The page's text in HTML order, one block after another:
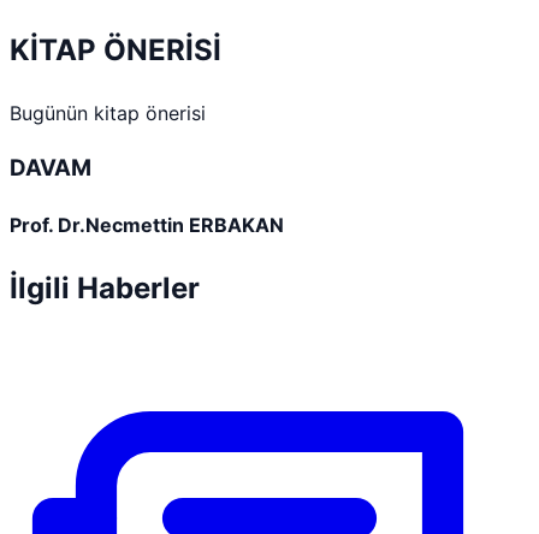
KİTAP ÖNERİSİ
Bugünün kitap önerisi
DAVAM
Prof. Dr.Necmettin ERBAKAN
İlgili Haberler